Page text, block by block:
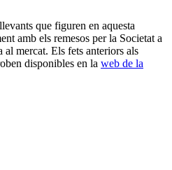
que figuren en aquesta
amb els remesos per la Societat a
mercat. Els fets anteriors als
disponibles en la web de la